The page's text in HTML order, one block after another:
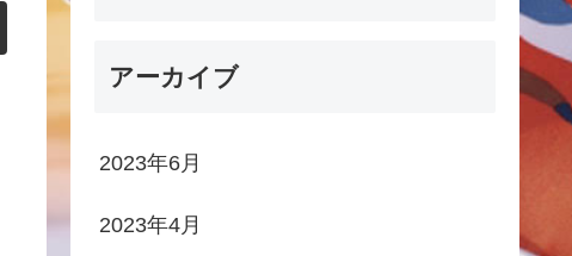
アーカイブ
2023年6月
2023年4月